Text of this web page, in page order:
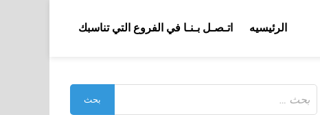
الرئيسيه اتـصـل بـنـا في الفروع التي تناسبك
عن: